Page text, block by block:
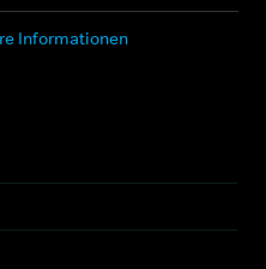
Informationen